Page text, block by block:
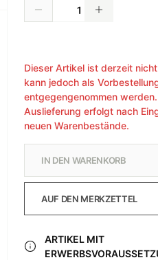
Dieser Artikel ist derzeit
kann jedoch als
entgegengenommen
Auslieferung erfolgt nach
neuen Warenbestände.
IN DEN WARENKORB
AUF DEN MERKZETTEL
ARTIKEL MIT